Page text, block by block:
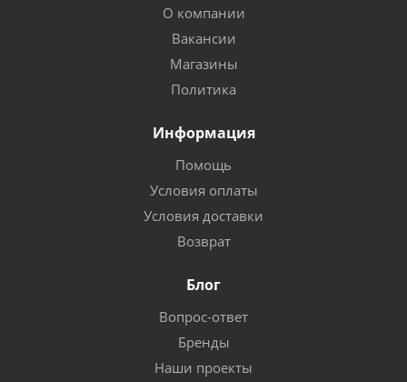
О компании
Вакансии
Магазины
Политика
Информация
Помощь
Условия оплаты
Условия доставки
Возврат
Блог
Вопрос-ответ
Бренды
Наши проекты